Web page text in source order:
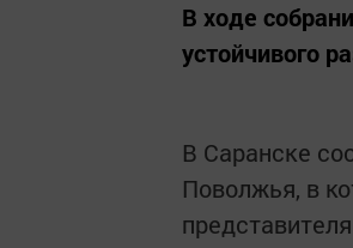
В ходе
устойчивого
В Саранске
Поволжья, в